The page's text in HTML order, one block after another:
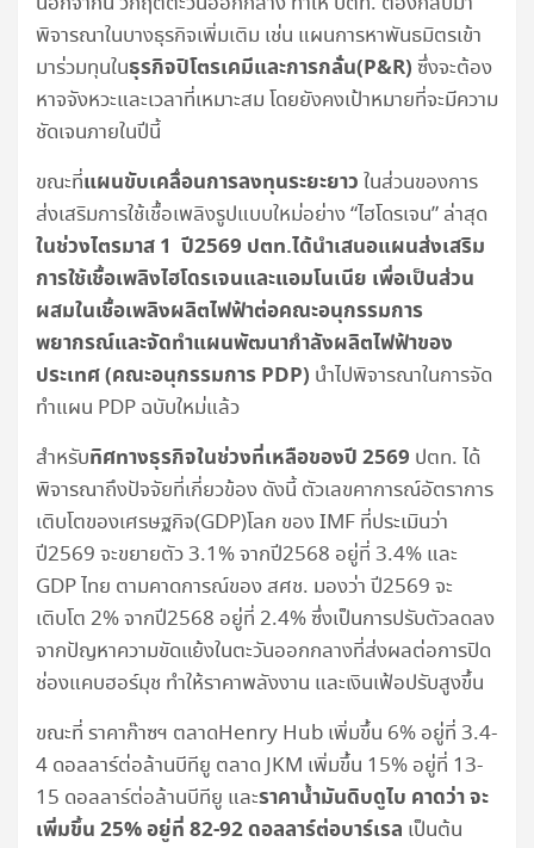
พิจารณาในบางธุรกิจเพิ่มเติม เช่น แผนการหาพันธมิตรเข้า
มาร่วมทุนในธุรกิจปิโตรเคมีและการกลั่น(P&R) ซึ่งจะต้อง
หาจจังหวะและเวลาที่เหมาะสม โดยยังคงเป้าหมายที่จะมีความ
ชัดเจนภายในปีนี้
ขณะที่แผนขับเคลื่อนการลงทุนระยะยาว ในส่วนของการ
ส่งเสริมการใช้เชื้อเพลิงรูปแบบใหม่อย่าง “ไฮโดรเจน” ล่าสุด
ในช่วงไตรมาส 1 ปี2569 ปตท.ได้นำเสนอแผนส่งเสริม
การใช้เชื้อเพลิงไฮโดรเจนและแอมโนเนีย เพื่อเป็นส่วน
ผสมในเชื้อเพลิงผลิตไฟฟ้าต่อคณะอนุกรรมการ
พยากรณ์และจัดทำแผนพัฒนากำลังผลิตไฟฟ้าของ
ประเทศ (คณะอนุกรรมการ PDP) นำไปพิจารณาในการจัด
ทำแผน PDP ฉบับใหม่แล้ว
สำหรับทิศทางธุรกิจในช่วงที่เหลือของปี 2569 ปตท. ได้
พิจารณาถึงปัจจัยที่เกี่ยวข้อง ดังนี้ ตัวเลขคาการณ์อัตราการ
เติบโตของเศรษฐกิจ(GDP)โลก ของ IMF ที่ประเมินว่า
ปี2569 จะขยายตัว 3.1% จากปี2568 อยู่ที่ 3.4% และ
GDP ไทย ตามคาดการณ์ของ สศช. มองว่า ปี2569 จะ
เติบโต 2% จากปี2568 อยู่ที่ 2.4% ซึ่งเป็นการปรับตัวลดลง
จากปัญหาความขัดแย้งในตะวันออกกลางที่ส่งผลต่อการปิด
ช่องแคบฮอร์มุช ทำให้ราคาพลังงาน และเงินเฟ้อปรับสูงขึ้น
ขณะที่ ราคาก๊าซฯ ตลาดHenry Hub เพิ่มขึ้น 6% อยู่ที่ 3.4-
4 ดอลลาร์ต่อล้านบีทียู ตลาด JKM เพิ่มขึ้น 15% อยู่ที่ 13-
15 ดอลลาร์ต่อล้านบีทียู และราคาน้ำมันดิบดูไบ คาดว่า จะ
เพิ่มขึ้น25%อยู่ที่82-92ดอลลาร์ต่อบาร์เรล เป็นต้น